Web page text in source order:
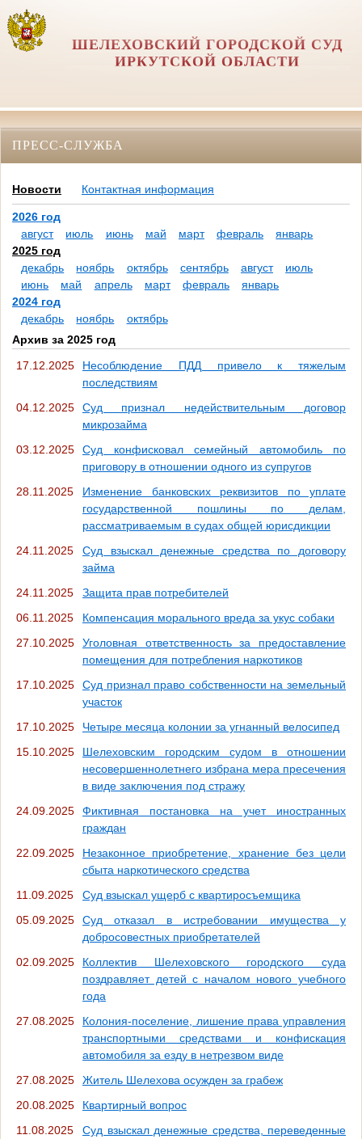
ШЕЛЕХОВСКИЙ ГОРОДСКОЙ СУД
ИРКУТСКОЙ ОБЛАСТИ
ПРЕСС-СЛУЖБА
Новости Контактная информация
2026 год
август
июль июнь май март февраль
январь
2025 год
декабрь
ноябрь октябрь сентябрь август
июль
июнь
май апрель март февраль
январь
2024 год
декабрь
ноябрь
октябрь
Архив за 2025 год
17.12.2025
Несоблюдение ПДД привело к тяжелым
последствиям
04.12.2025
Суд признал недействительным договор
микрозайма
03.12.2025
Суд конфисковал семейный автомобиль по
приговору в отношении одного из супругов
28.11.2025
Изменение банковских реквизитов по уплате
государственной пошлины по делам,
рассматриваемым в судах общей юрисдикции
24.11.2025
Суд взыскал денежные средства по договору
займа
24.11.2025
Защита прав потребителей
06.11.2025
Компенсация морального вреда за укус собаки
27.10.2025
Уголовная ответственность за предоставление
помещения для потребления наркотиков
17.10.2025
Суд признал право собственности на земельный
участок
17.10.2025
Четыре месяца колонии за угнанный велосипед
15.10.2025
Шелеховским городским судом в отношении
несовершеннолетнего избрана мера пресечения
в виде заключения под стражу
24.09.2025
Фиктивная постановка на учет иностранных
граждан
22.09.2025
Незаконное приобретение, хранение без цели
сбыта наркотического средства
11.09.2025
Суд взыскал ущерб с квартиросъемщика
05.09.2025
Суд отказал в истребовании имущества у
добросовестных приобретателей
02.09.2025
Коллектив Шелеховского городского суда
поздравляет детей с началом нового учебного
года
27.08.2025
Колония-поселение, лишение права управления
транспортными средствами и конфискация
автомобиля за езду в нетрезвом виде
27.08.2025
Житель Шелехова осужден за грабеж
20.08.2025
Квартирный вопрос
11.08.2025
Суд взыскал денежные средства, переведенные